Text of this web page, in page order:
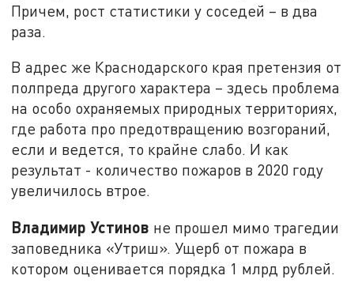
Причем, рост статистики у соседей – в два
раза.
В адрес же Краснодарского края претензия от
полпреда другого характера – здесь проблема
на особо охраняемых природных территориях,
где работа про предотвращению возгораний,
если и ведется, то крайне слабо. И как
результат - количество пожаров в 2020 году
увеличилось втрое.
Владимир Устинов не прошел мимо трагедии
заповедника «Утриш». Ущерб от пожара в
котором оценивается порядка 1 млрд рублей.